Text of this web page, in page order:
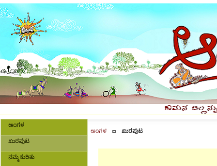
ಅಂಗಳ
ಖುರಪುಟ
ನಮ್ಮ ಕುರಿತು
ಅಂಗಳ ಖುರಪುಟ